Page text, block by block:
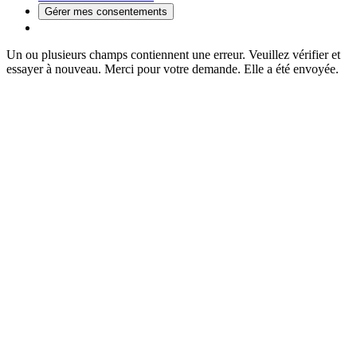
Gérer mes consentements
Un ou plusieurs champs contiennent une erreur. Veuillez vérifier et
essayer à nouveau. Merci pour votre demande. Elle a été envoyée.